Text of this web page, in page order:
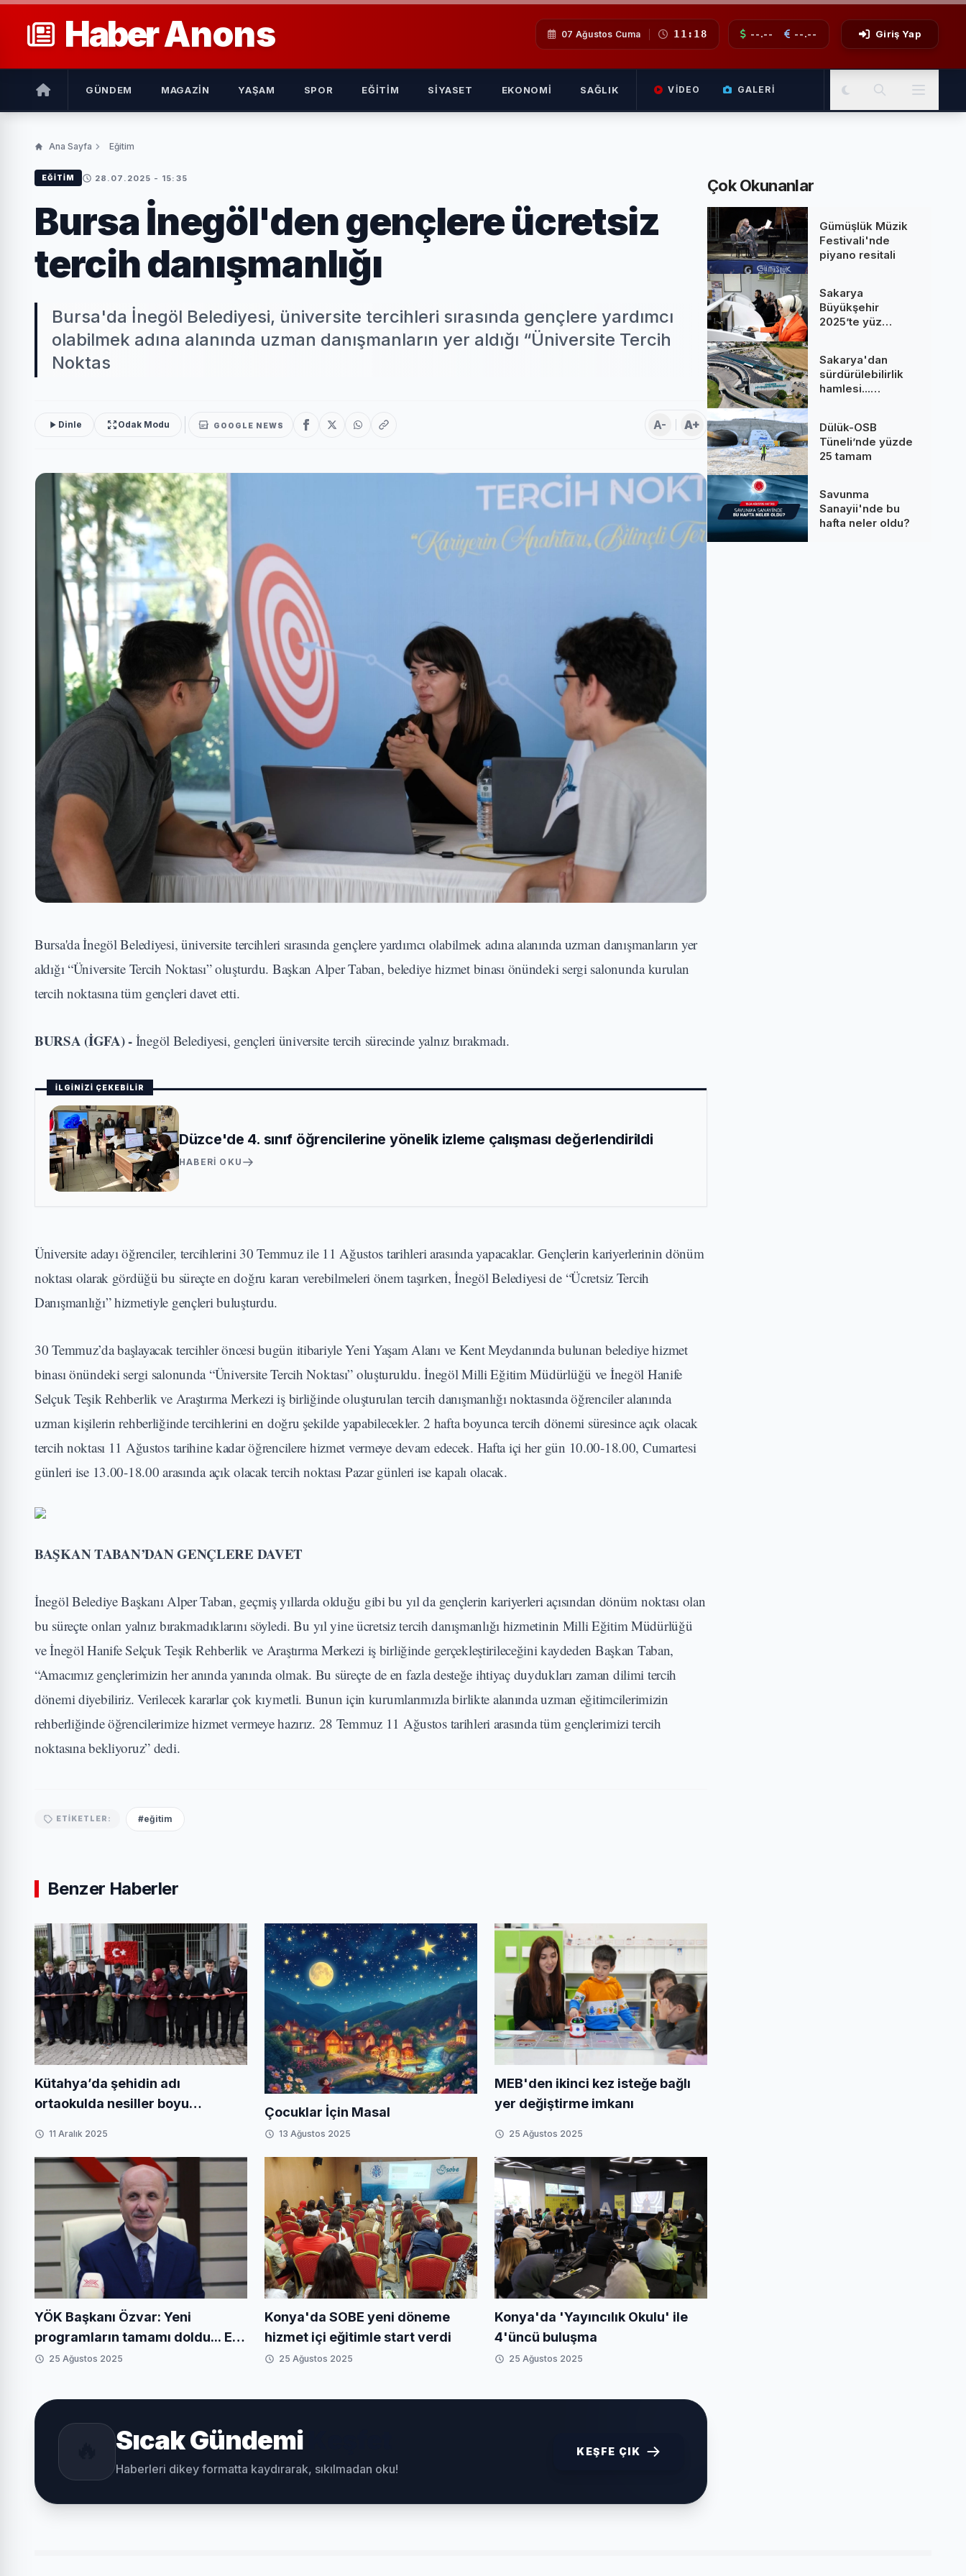
HaberAnons 07 Ağustos Cuma 11:18 --.-- --.-- Giriş Yap
GÜNDEM MAGAZIN YAŞAM SPOR EĞITIM SIYASET EKONOMI SAĞLIK VIDEO GALERI
Ana Sayfa Eğitim
EĞITIM 28.07.2025 - 15:35
Bursa İnegöl'den gençlere ücretsiz
tercih danışmanlığı
Bursa'da İnegöl Belediyesi, üniversite tercihleri sırasında gençlere yardımcı
olabilmek adına alanında uzman danışmanların yer aldığı “Üniversite Tercih
Noktas
Dinle Odak Modu GOOGLE NEWS A- A+
Bursa'da İnegöl Belediyesi, üniversite tercihleri sırasında gençlere yardımcı olabilmek adına alanında uzman danışmanların yer
aldığı “Üniversite Tercih Noktası” oluşturdu. Başkan Alper Taban, belediye hizmet binası önündeki sergi salonunda kurulan
tercih noktasına tüm gençleri davet etti.
BURSA (İGFA) - İnegöl Belediyesi, gençleri üniversite tercih sürecinde yalnız bırakmadı.
İLGİNİZİ ÇEKEBİLİR
Düzce'de 4. sınıf öğrencilerine yönelik izleme çalışması değerlendirildi
HABERI OKU
Üniversite adayı öğrenciler, tercihlerini 30 Temmuz ile 11 Ağustos tarihleri arasında yapacaklar. Gençlerin kariyerlerinin dönüm
noktası olarak gördüğü bu süreçte en doğru kararı verebilmeleri önem taşırken, İnegöl Belediyesi de “Ücretsiz Tercih
Danışmanlığı” hizmetiyle gençleri buluşturdu.
30 Temmuz’da başlayacak tercihler öncesi bugün itibariyle Yeni Yaşam Alanı ve Kent Meydanında bulunan belediye hizmet
binası önündeki sergi salonunda “Üniversite Tercih Noktası” oluşturuldu. İnegöl Milli Eğitim Müdürlüğü ve İnegöl Hanife
Selçuk Teşik Rehberlik ve Araştırma Merkezi iş birliğinde oluşturulan tercih danışmanlığı noktasında öğrenciler alanında
uzman kişilerin rehberliğinde tercihlerini en doğru şekilde yapabilecekler. 2 hafta boyunca tercih dönemi süresince açık olacak
tercih noktası 11 Ağustos tarihine kadar öğrencilere hizmet vermeye devam edecek. Hafta içi her gün 10.00-18.00, Cumartesi
günleri ise 13.00-18.00 arasında açık olacak tercih noktası Pazar günleri ise kapalı olacak.
BAŞKAN TABAN’DAN GENÇLERE DAVET
İnegöl Belediye Başkanı Alper Taban, geçmiş yıllarda olduğu gibi bu yıl da gençlerin kariyerleri açısından dönüm noktası olan
bu süreçte onları yalnız bırakmadıklarını söyledi. Bu yıl yine ücretsiz tercih danışmanlığı hizmetinin Milli Eğitim Müdürlüğü
ve İnegöl Hanife Selçuk Teşik Rehberlik ve Araştırma Merkezi iş birliğinde gerçekleştirileceğini kaydeden Başkan Taban,
“Amacımız gençlerimizin her anında yanında olmak. Bu süreçte de en fazla desteğe ihtiyaç duydukları zaman dilimi tercih
dönemi diyebiliriz. Verilecek kararlar çok kıymetli. Bunun için kurumlarımızla birlikte alanında uzman eğitimcilerimizin
rehberliğinde öğrencilerimize hizmet vermeye hazırız. 28 Temmuz 11 Ağustos tarihleri arasında tüm gençlerimizi tercih
noktasına bekliyoruz” dedi.
ETIKETLER: #eğitim
Benzer Haberler
Kütahya’da şehidin adı
ortaokulda nesiller boyu
11 Aralık 2025
Çocuklar İçin Masal
13 Ağustos 2025
MEB'den ikinci kez isteğe bağlı
yer değiştirme imkanı
25 Ağustos 2025
YÖK Başkanı Özvar: Yeni
programların tamamı doldu... Ek
yerleştirme sürecini takip edin
25 Ağustos 2025
Konya'da SOBE yeni döneme
hizmet içi eğitimle start verdi
25 Ağustos 2025
Konya'da 'Yayıncılık Okulu' ile
4'üncü buluşma
25 Ağustos 2025
Sıcak Gündemi
Haberleri dikey formatta kaydırarak, sıkılmadan oku!
KEŞFE ÇIK
Çok Okunanlar
Gümüşlük Müzik
Festivali'nde
piyano resitali
Sakarya
Büyükşehir
2025’te yüz
çağrı cevaplandı
Sakarya'dan
sürdürülebilirlik
hamlesi...
üretiyor
Dülük-OSB
Tüneli’nde yüzde
25 tamam
Savunma
Sanayii'nde bu
hafta neler oldu?